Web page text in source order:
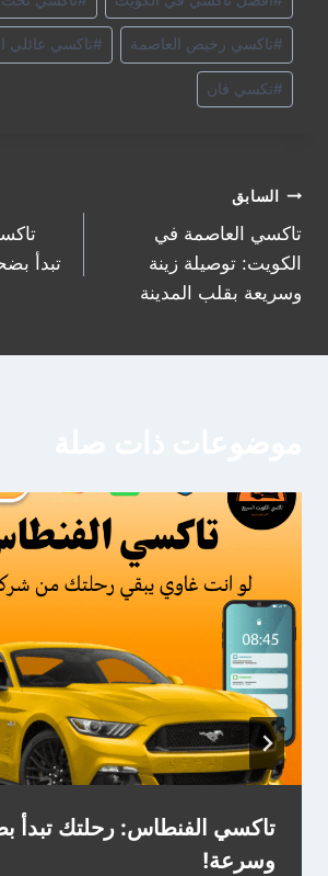
#تاكسي رخيص العاصمة #تاكسي عائلي
#تكسي فان
تصفّح
المقالات
السابق
تاكسي العاصمة في
الكويت: توصيلة زينة
وسريعة بقلب المدينة
تبدأ
تاكسي الفنطاس: رحلتك تبدأ
وسرعة!